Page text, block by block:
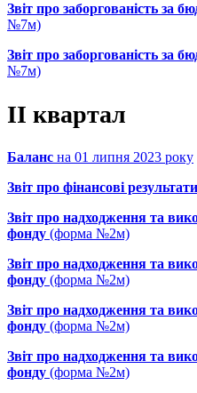
Звіт про заборгованість за
№7м)
Звіт про заборгованість за
№7м)
ІІ квартал
Баланс на 01 липня 2023 року
Звіт про фінансові результати
Звіт про надходження та
фонду (форма №2м)
Звіт про надходження та
фонду (форма №2м)
Звіт про надходження та
фонду (форма №2м)
Звіт про надходження та
фонду (форма №2м)